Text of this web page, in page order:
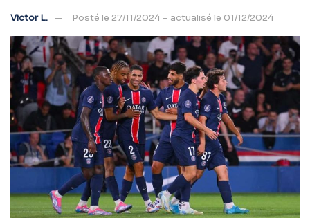
Victor L. Posté le 27/11/2024 – actualisé le 01/12/2024